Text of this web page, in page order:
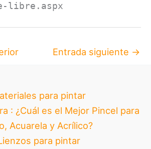
libre.aspx
Entrada siguiente →
para pintar
: ¿Cuál es el Mejor Pincel para
Acuarela y Acrílico?
para pintar